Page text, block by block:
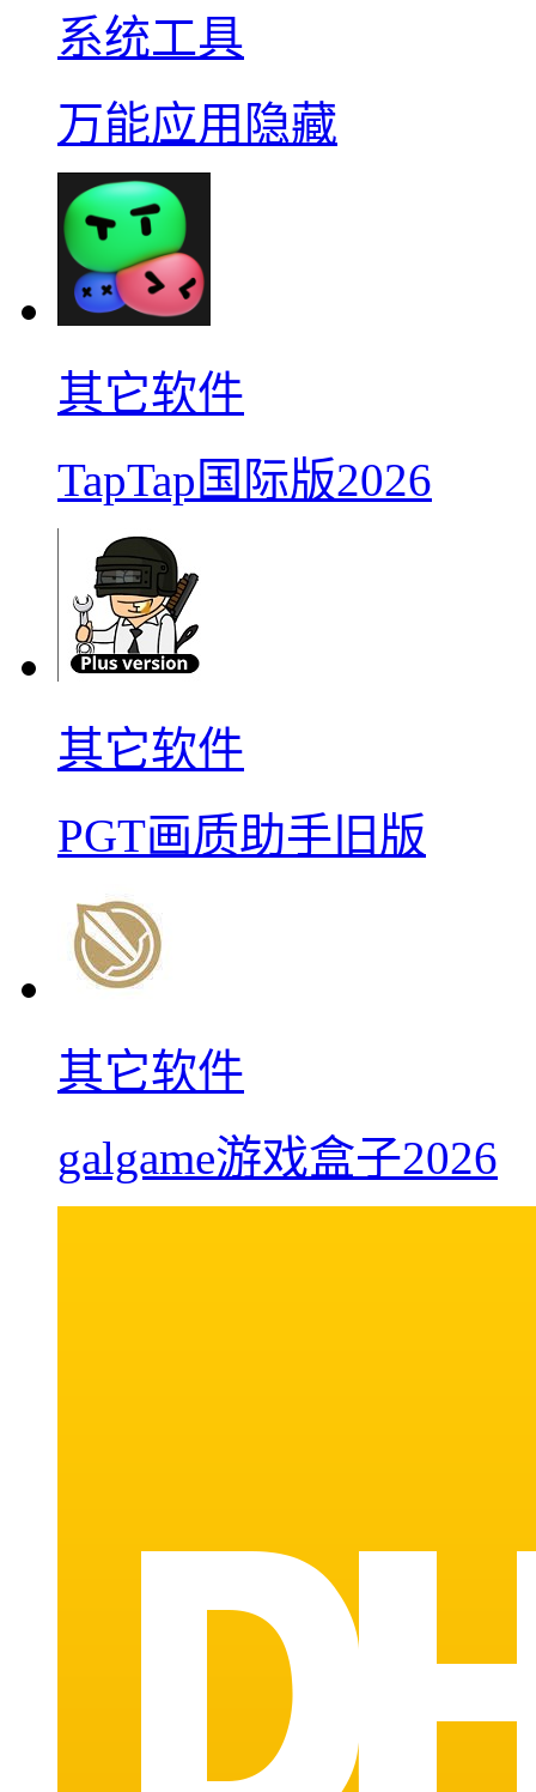
系统工具
万能应用隐藏
其它软件
TapTap国际版2026
其它软件
PGT画质助手旧版
其它软件
galgame游戏盒子2026